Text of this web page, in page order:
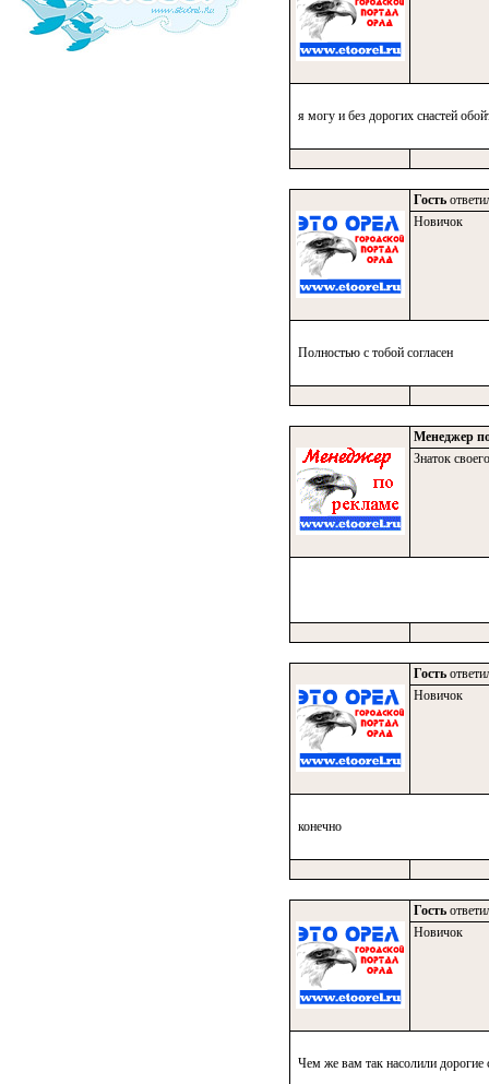
я могу и без дорогих снастей
Гость
Новичок
Полностью с тобой согласен
Менеджер
Знаток
Гость
Новичок
конечно
Гость
Новичок
Чем же вам так насолили дорогие